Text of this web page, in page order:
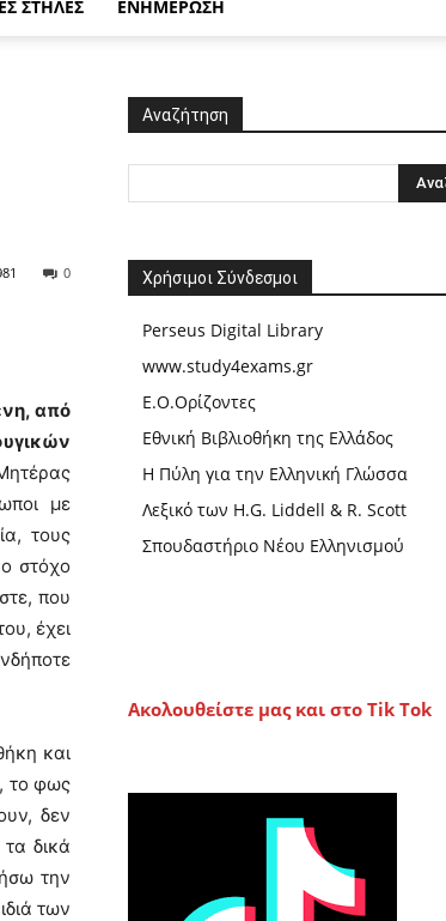
ΣΤΗΛΕΣ ΕΝΗΜΕΡΩΣΗ
0
από
με
τους
στόχο
που
έχει
και
το φως
δεν
δικά
την
των
Αναζήτηση
Χρήσιμοι Σύνδεσμοι
Perseus Digital Library
www.study4exams.gr
Ε.Ο.Ορίζοντες
Εθνική Βιβλιοθήκη της Ελλάδος
Η Πύλη για την Ελληνική Γλώσσα
Λεξικό των H.G. Liddell & R. Scott
Σπουδαστήριο Νέου Ελληνισμού
Ακολουθείστε μας και στο Tik Tok